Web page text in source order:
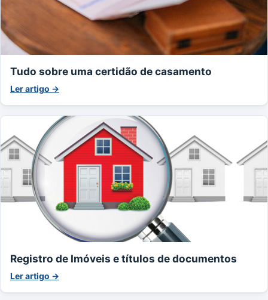
Tudo sobre uma certidão de casamento
Ler artigo →
Registro de Imóveis e títulos de documentos
Ler artigo →